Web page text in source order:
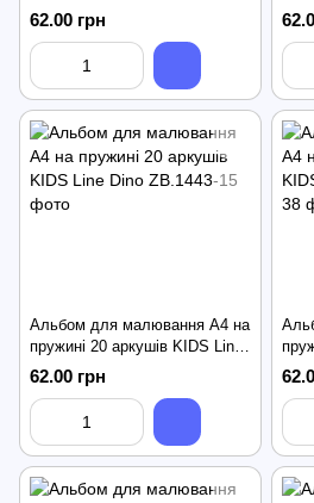
Patriot Pretty Girl
62.00 грн
Альбом для малювання А4 на
пружині 20 аркушів KIDS Line
Dino
62.00 грн